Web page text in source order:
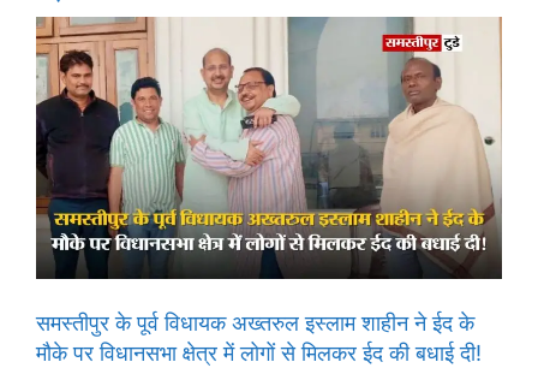
समस्तीपुर के पूर्व विधायक अख्तरुल इस्लाम शाहीन ने ईद के
मौके पर विधानसभा क्षेत्र में लोगों से मिलकर ईद की बधाई दी!